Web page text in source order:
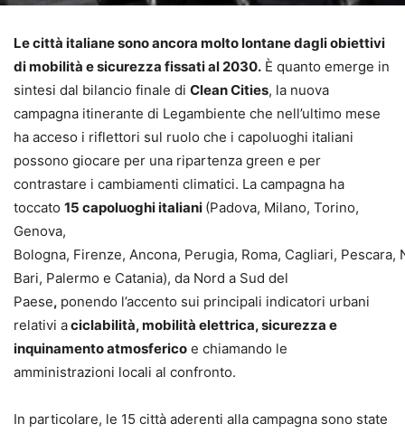
Le città italiane sono ancora molto lontane dagli obiettivi
di mobilità e sicurezza fissati al 2030. È quanto emerge in
sintesi dal bilancio finale di Clean Cities, la nuova
campagna itinerante di Legambiente che nell’ultimo mese
ha acceso i riflettori sul ruolo che i capoluoghi italiani
possono giocare per una ripartenza green e per
contrastare i cambiamenti climatici. La campagna ha
toccato 15 capoluoghi italiani (Padova, Milano, Torino,
Genova,
Bologna, Firenze, Ancona, Perugia, Roma, Cagliari, Pescara,
Bari, Palermo e Catania), da Nord a Sud del
Paese, ponendo l’accento sui principali indicatori urbani
relativi aciclabilità, mobilità elettrica, sicurezza e
inquinamento atmosferico e chiamando le
amministrazioni locali al confronto.
In particolare, le 15 città aderenti alla campagna sono state